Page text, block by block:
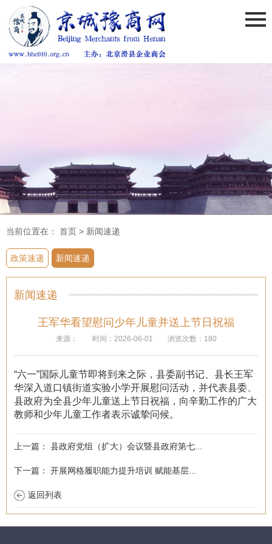
当前位置在： 首页 > 新闻速递
政策速递 新闻速递
新闻速递
王军华看望慰问少年儿童并送上节日祝福
来源： 时间：2026-06-01 浏览次数：180
“六一”国际儿童节即将到来之际，县委副书记、县长王军
华深入道口镇街道实验小学开展慰问活动，并代表县委、
县政府为全县少年儿童送上节日祝福，向辛勤工作的广大
教师和少年儿童工作者表示诚挚问候。
上一篇： 县政府党组（扩大）会议暨县政府第七...
下一篇： 开展网格履职能力提升培训 赋能基层...
返回列表